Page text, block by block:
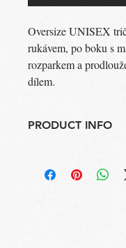
Oversize UNISEX
rukávem, po boku s
rozparkem a
dílem.
PRODUCT INFO
Složení: 95% Bavlna,